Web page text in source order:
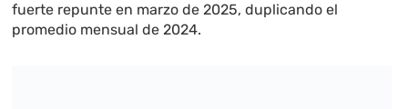
fuerte repunte en marzo de 2025, duplicando el
promedio mensual de 2024.